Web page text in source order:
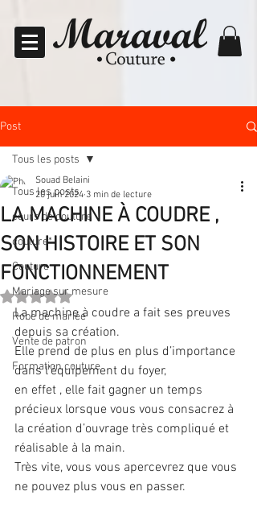
Post
Tous les posts
cours de couture
couture*
Couture
Mariage sur mesure
Robe de mariée
Vente de patron
Formation couture
Tous les posts
LA MACHINE À COUDRE ,
SON HISTOIRE ET SON
FONCTIONNEMENT
Souad Belaini
20 juin 2024 3 min de lecture
Noté NaN étoiles sur 5.
La machine à coudre a fait ses preuves
depuis sa création.
Elle prend de plus en plus d’importance
dans l’équipement du foyer,
en effet , elle fait gagner un temps
précieux lorsque vous vous consacrez à
la création d’ouvrage très compliqué et
réalisable à la main.
Très vite, vous vous apercevrez que vous
ne pouvez plus vous en passer.